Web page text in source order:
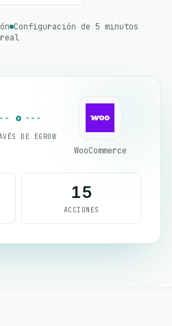
Configuración de 5 minutos
DE EGROW
WooCommerce
15
ACCIONES